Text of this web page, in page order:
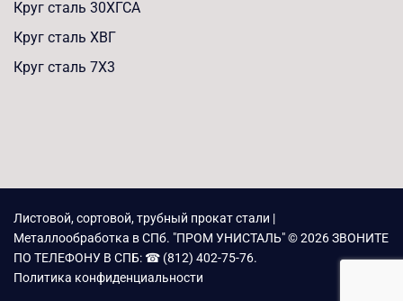
Круг сталь 30ХГСА
Круг сталь ХВГ
Круг сталь 7Х3
Листовой, сортовой, трубный прокат стали |
Металлообработка в СПб. "ПРОМ УНИСТАЛЬ" © 2026 ЗВОНИТЕ
ПО ТЕЛЕФОНУ В СПБ: ☎ (812) 402-75-76.
Политика конфиденциальности